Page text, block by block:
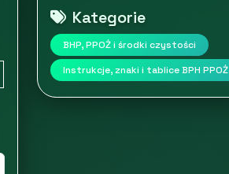
Kategorie
BHP, PPOŻ i środki czystości
Instrukcje, znaki i tablice BPH PPOŻ